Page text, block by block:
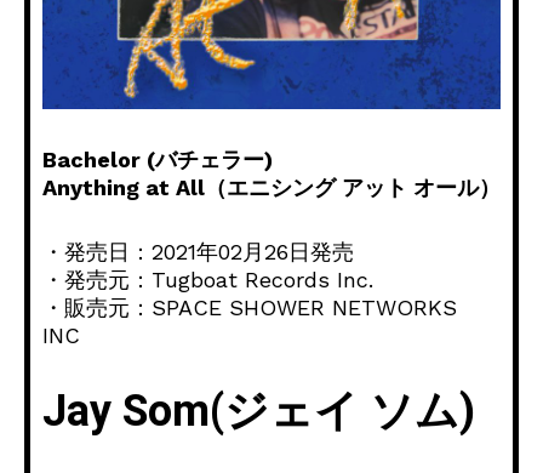
Bachelor (バチェラー)
Anything at All（エニシング アット オール）
・発売日：2021年02月26日発売
・発売元：Tugboat Records Inc.
・販売元：SPACE SHOWER NETWORKS
INC
Jay Som(ジェイ ソム)